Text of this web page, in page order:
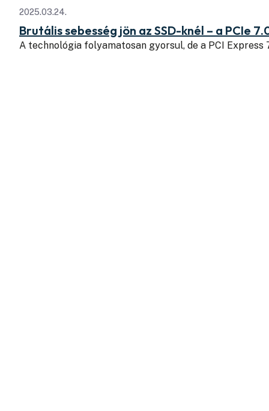
2025.03.24.
Brutális sebesség jön az SSD-knél – a PCIe
A technológia folyamatosan gyorsul, de a PCI Express